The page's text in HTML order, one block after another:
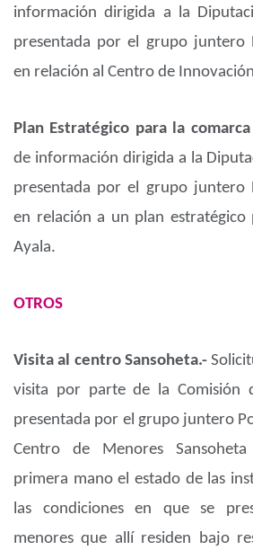
información dirigida a la
presentada por el grupo juntero
en relación al Centro de
Plan Estratégico para la
de información dirigida a la
presentada por el grupo juntero
en relación a un plan estratégico
Ayala.
OTROS
Visita al centro Sansoheta.-
visita por parte de la Comisión
presentada por el grupo juntero
Centro de Menores
primera mano el estado de las
las condiciones en que se
menores que allí residen bajo